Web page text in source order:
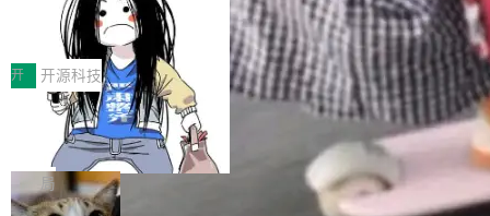
理两个方面，让用户的每一份算力都看得清、管
得住、用得稳、省得下、更安全！ 一、从现在开
始，Token使用一目...
作者）、Quoc Le（Google 大脑核心成员，Se
q2Seq 和 DocAI 的共同发明人）以及 Oriol Vin
yals（Gemini 联合负责人，AlphaSta...
耳科技研发的企业级终端编码智能体——一位全
中文驱动的数字员工，自主理解需求、规划步
骤、编写代码。不挑模型、不挑平台，curl 一行
装完即用。 开源地址：Gitee · GitCode · GitHu
b 安装 支持 Java 8+（8~26）、macOS / Linu
x / Windows / Harmony PC。 # macOS / Linu
x / Harmony PC curl -fsSL https://solon.noea
r.org/solon...
让“代码语义理解”深度释放AI Coding
价值潜能：华为云码道（CodeArts）
代码仓技术解析
一、代码仓深度理解技术的作用与价值 在软件工
程实践中，代码仓是企业核心知识资产的主要载
体。企业级代码仓库通常包含数十万乃至数百万
个文件，其规模远超单次模型调用可承载的上下
文窗口。随着项目规模的持续扩张与代码历史的
不断累积，代码仓中的模块关系、接口契约、业
务逻辑等关键信息往往分散于数十乃至数百个文
开 开源科技
一条“删库”命令跑 17 小时，算法工程
师删光 89TB 数据只为干私活
最高人民检察院8月4日公布了一起案件：北京一
名90后算法工程师王某，为了给自己接的私活腾
服务器空间，删光了公司AI游戏部门的全部核心
局